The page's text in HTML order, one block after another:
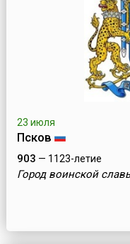
23 июля
Псков
903 — 1123-летие
Город воинской